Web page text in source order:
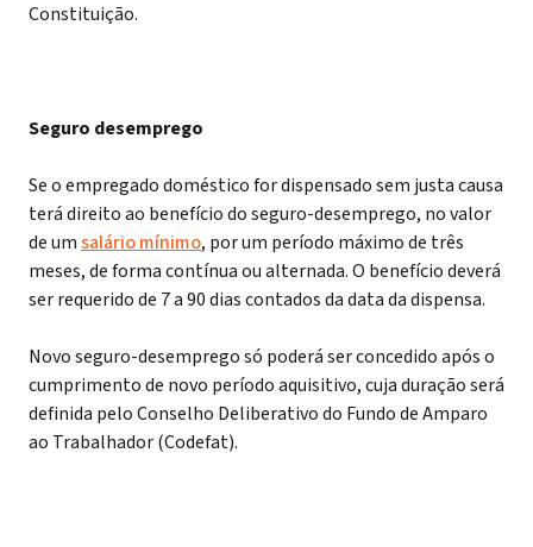
Constituição.
Seguro desemprego
Se o empregado doméstico for dispensado sem justa causa
terá direito ao benefício do seguro-desemprego, no valor
de umsalário mínimo, por um período máximo de três
meses, de forma contínua ou alternada. O benefício deverá
ser requerido de 7 a 90 dias contados da data da dispensa.
Novo seguro-desemprego só poderá ser concedido após o
cumprimento de novo período aquisitivo, cuja duração será
definida pelo Conselho Deliberativo do Fundo de Amparo
ao Trabalhador (Codefat).